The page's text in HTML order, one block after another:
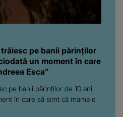
trăiesc pe banii părinților
un moment în care
Esca”
pe banii părinților de 10 ani.
în care să simt că mama e